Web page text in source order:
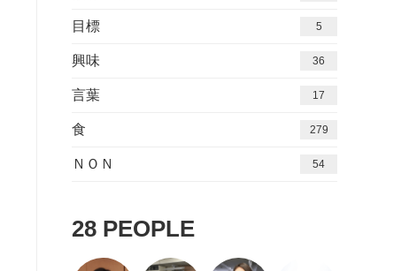
目標 5
興味 36
言葉 17
食 279
ＮＯＮ 54
28 PEOPLE